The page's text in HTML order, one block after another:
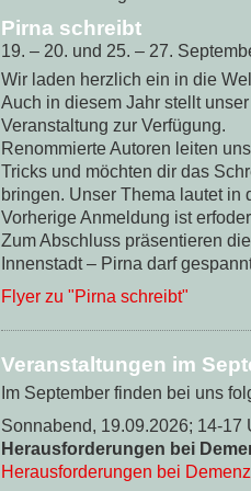
Pirna schreibt
19. – 20. und 25. – 27.
Wir laden herzlich ein in die
Auch in diesem Jahr stellt
Veranstaltung zur Verfügung.
Renommierte Autoren leiten
Tricks und möchten dir das
bringen. Unser Thema lautet in
Vorherige Anmeldung ist
Zum Abschluss präsentieren
Innenstadt – Pirna darf
Flyer zu "Pirna schreibt"
Veranstaltungen im
Im September finden bei uns
Sonnabend, 19.09.2026; 14-17
Herausforderungen bei
Herausforderungen bei Demenz